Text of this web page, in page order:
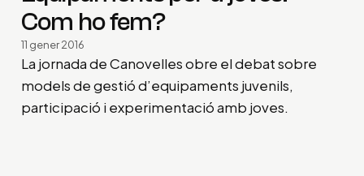
Com ho fem?
11 gener 2016
La jornada de Canovelles obre el debat sobre
models de gestió d’equipaments juvenils,
participació i experimentació amb joves.